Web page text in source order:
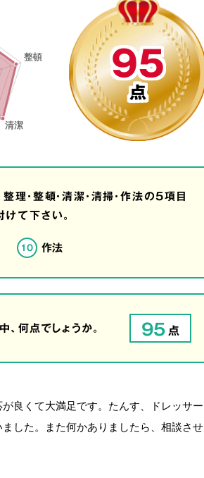
95
点
理・整頓・清潔・清掃・作法の5項目
て下さい。
10 作法
何点でしょうか。 95 点
良くて大満足です。たんす、ドレッサー
した。また何かありましたら、相談させ